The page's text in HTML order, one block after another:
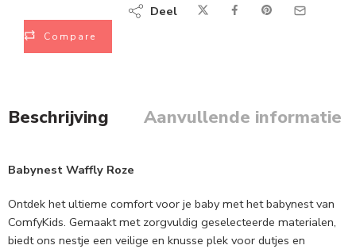
Compare
Deel
Beschrijving Aanvullende informatie
Babynest Waffly Roze
Ontdek het ultieme comfort voor je baby met het babynest van
ComfyKids. Gemaakt met zorgvuldig geselecteerde materialen,
biedt ons nestje een veilige en knusse plek voor dutjes en